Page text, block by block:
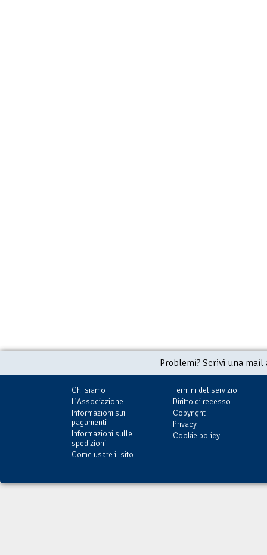
Problemi? Scrivi una
Chi siamo
L'Associazione
Informazioni sui
pagamenti
Informazioni sulle
spedizioni
Come usare il sito
Termini del servizio
Diritto di recesso
Copyright
Privacy
Cookie policy